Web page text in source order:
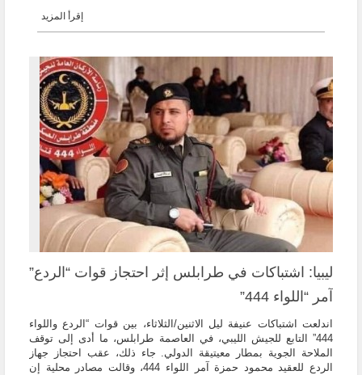
إقرأ المزيد
ليبيا: اشتباكات في طرابلس إثر احتجاز قوات “الردع”
آمر “اللواء 444”
اندلعت اشتباكات عنيفة ليل الاثنين/الثلاثاء، بين قوات “الردع واللواء
444” التابع للجيش الليبي، في العاصمة طرابلس، ما أدى إلى توقف
الملاحة الجوية بمطار معيتيقة الدولي. جاء ذلك، عقب احتجاز جهاز
الردع للعقيد محمود حمزة آمر اللواء 444، وقالت مصادر محلية إن